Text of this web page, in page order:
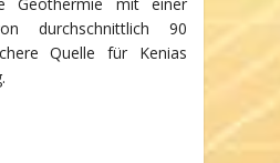
durchschnittlich 90
Quelle für Kenias